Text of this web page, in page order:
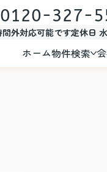
0120-327-
外対応可能です定休日
ホーム物件検索